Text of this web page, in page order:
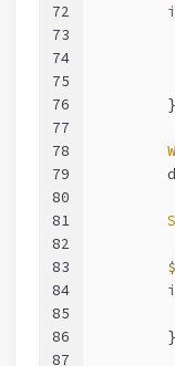
72
73
74
75
76
77
78
79
80
81
82
83
84
85
86
87
        }
        }